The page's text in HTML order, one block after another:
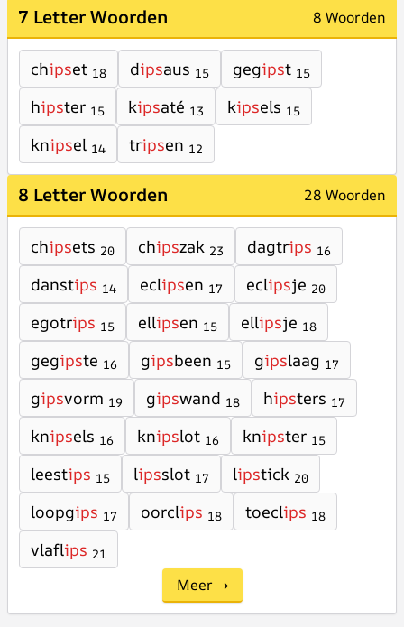
7 Letter Woorden 8 Woorden
chipset 18 dipsaus 15 gegipst 15
hipster 15 kipsaté 13 kipsels 15
knipsel 14 tripsen 12
8 Letter Woorden 28 Woorden
chipsets 20 chipszak 23 dagtrips 16
danstips 14 eclipsen 17 eclipsje 20
egotrips 15 ellipsen 15 ellipsje 18
gegipste 16 gipsbeen 15 gipslaag 17
gipsvorm 19 gipswand 18 hipsters 17
knipsels 16 knipslot 16 knipster 15
leestips 15 lipsslot 17 lipstick 20
loopgips 17 oorclips 18 toeclips 18
vlaflips 21
Meer →